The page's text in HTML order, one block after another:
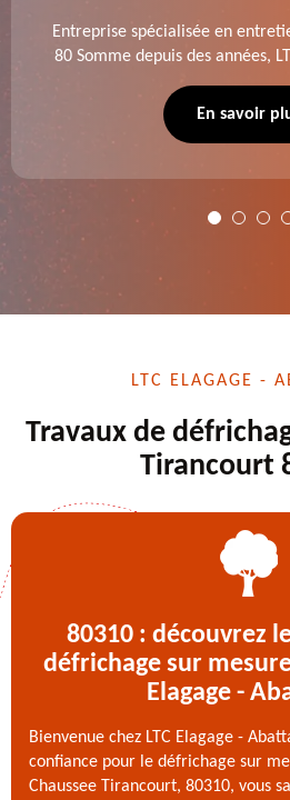
Entreprise spécialisée en
80 Somme depuis des années,
de dessouchage et
En savoir
LTC ELAGAGE -
Travaux de
Tirancourt
80310 : découvrez
défrichage sur
Elagage -
Bienvenue chez LTC Elagage -
confiance pour le défrichage sur
Chaussee Tirancourt, 80310, vous